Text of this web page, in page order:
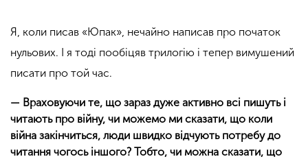
Я, коли писав «Юпак» , нечайно написав про початок
нульових. І я тоді пообіцяв трилогію і тепер вимушений
писати про той час.
— Враховуючи те, що зараз дуже активно всі пишуть і
читають про війну, чи можемо ми сказати, що коли
війна закінчиться, люди швидко відчують потребу до
читання чогось іншого? Тобто, чи можна сказати, що